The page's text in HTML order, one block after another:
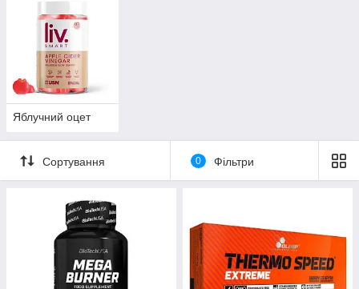
Яблучний оцет
Сортування 0 Фільтри